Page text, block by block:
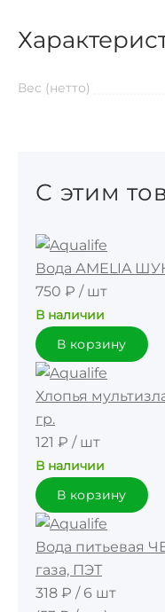
Вес (нетто)
С этим
Вода АMELIA
750 ₽ / шт
В наличии
В корзину
Хлопья
гр.
121 ₽ / шт
В наличии
В корзину
Вода питьевая
газа, ПЭТ
318 ₽ / 6 шт